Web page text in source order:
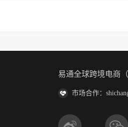
易通全球跨境电商
市场合作：